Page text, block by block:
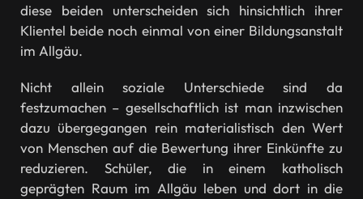
diese beiden unterscheiden sich hinsichtlich ihrer
Klientel beide noch einmal von einer Bildungsanstalt
im Allgäu.
Nicht allein soziale Unterschiede sind da
festzumachen – gesellschaftlich ist man inzwischen
dazu übergegangen rein materialistisch den Wert
von Menschen auf die Bewertung ihrer Einkünfte zu
reduzieren. Schüler, die in einem katholisch
geprägten Raum im Allgäu leben und dort in die